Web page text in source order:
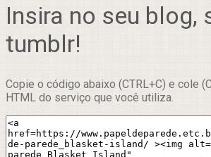
Insira no seu blog,
tumblr!
Copie o código abaixo (CTRL+C) e cole
HTML do serviço que você utiliza.